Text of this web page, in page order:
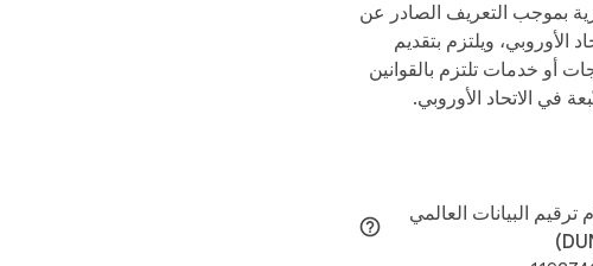
-  We lead the industry
بموجب التعريف الصادر عن
الأوروبي، ويلتزم بتقديم
أو خدمات تلتزم بالقوانين
في الاتحاد الأوروبي.
ترقيم البيانات العالمي